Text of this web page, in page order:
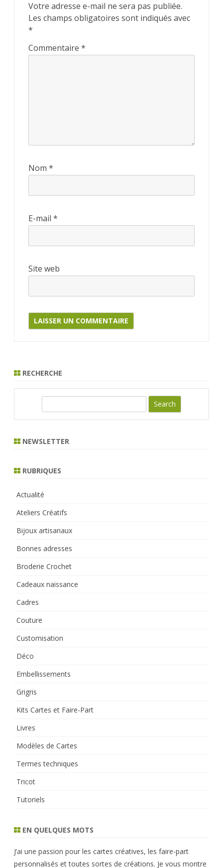
Votre adresse e-mail ne sera pas publiée.
Les champs obligatoires sont indiqués avec
*
Commentaire *
Nom *
E-mail *
Site web
RECHERCHE
r
NEWSLETTER
RUBRIQUES
Actualité
Ateliers Créatifs
Bijoux artisanaux
Bonnes adresses
Broderie Crochet
Cadeaux naissance
Cadres
Couture
Customisation
Déco
Embellissements
Grigris
Kits Cartes et Faire-Part
Livres
Modèles de Cartes
Termes techniques
Tricot
Tutoriels
EN QUELQUES MOTS
J’ai une passion pour les cartes créatives, les faire-part
personnalisés et toutes sortes de créations. Je vous montre